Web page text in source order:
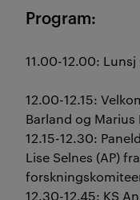
Program:
11.00-12.00:
12.00-12.15:
Barland og Marius
12.15-12.30:
Lise Selnes (AP)
12.30-12.45: KS